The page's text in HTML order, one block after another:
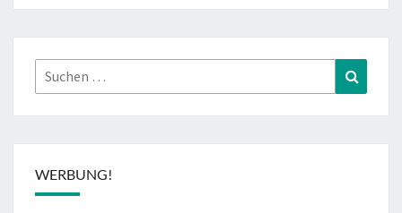
Suchen
nach:
WERBUNG!